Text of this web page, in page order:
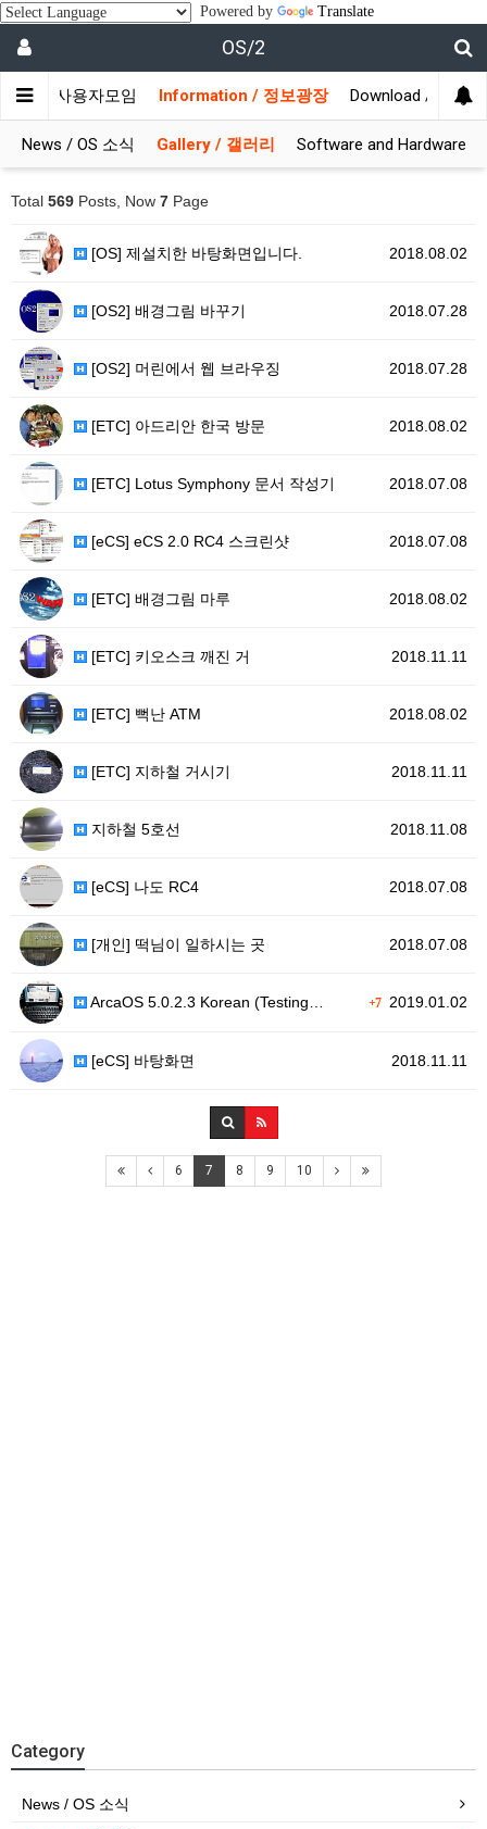
Powered by Translate
OS/2
/ 사용자모임 Information / 정보광장 Download / 자료실
News / OS 소식 Gallery / 갤러리 Software and Hardware
Total 569 Posts, Now 7 Page
2018.08.02
[OS] 제설치한 바탕화면입니다.
2018.07.28
[OS2] 배경그림 바꾸기
2018.07.28
[OS2] 머린에서 웹 브라우징
2018.08.02
[ETC] 아드리안 한국 방문
2018.07.08
[ETC] Lotus Symphony 문서 작성기
2018.07.08
[eCS] eCS 2.0 RC4 스크린샷
2018.08.02
[ETC] 배경그림 마루
2018.11.11
[ETC] 키오스크 깨진 거
2018.08.02
[ETC] 뻑난 ATM
2018.11.11
[ETC] 지하철 거시기
2018.11.08
지하철 5호선
2018.07.08
[eCS] 나도 RC4
2018.07.08
[개인] 떡님이 일하시는 곳
+72019.01.02
ArcaOS 5.0.2.3 Korean (Testing…
2018.11.11
[eCS] 바탕화면
6 7 8 9 10
Category
News / OS 소식